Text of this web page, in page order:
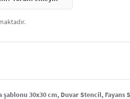
30x30 cm, Duvar Stencil, Fayans